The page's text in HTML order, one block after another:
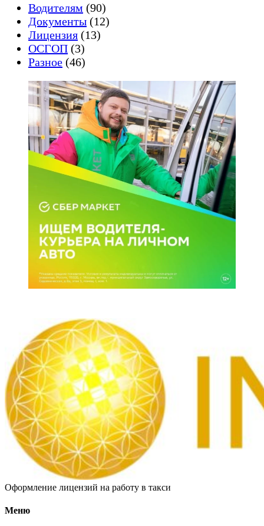
Водителям (90)
Документы (12)
Лицензия (13)
ОСГОП (3)
Разное (46)
Оформление лицензий на работу в такси
Меню